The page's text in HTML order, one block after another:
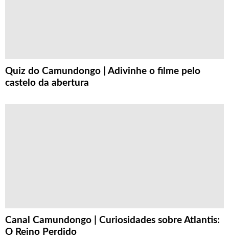
Quiz do Camundongo | Adivinhe o filme pelo
castelo da abertura
Canal Camundongo | Curiosidades sobre Atlantis:
O Reino Perdido